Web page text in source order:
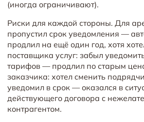
(иногда ограничивают).
Риски для каждой стороны. Для
пропустил срок уведомления —
продлил на ещё один год, хотя
поставщика услуг: забыл
тарифов — продлил по старым
заказчика: хотел сменить
уведомил в срок — оказался в
действующего договора с
контрагентом.